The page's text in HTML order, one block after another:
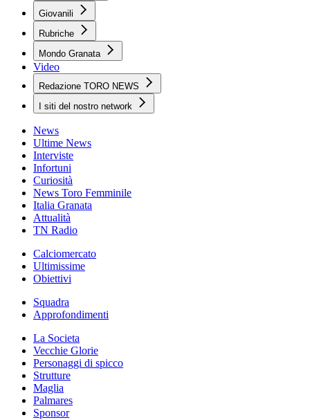
Giovanili
Rubriche
Mondo Granata
Video
Redazione TORO NEWS
I siti del nostro network
News
Ultime News
Interviste
Infortuni
Curiosità
News Toro Femminile
Italia Granata
Attualità
TN Radio
Calciomercato
Ultimissime
Obiettivi
Squadra
Approfondimenti
La Societa
Vecchie Glorie
Personaggi di spicco
Strutture
Maglia
Palmares
Sponsor